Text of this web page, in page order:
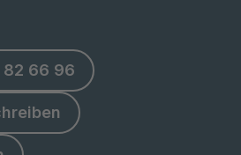
82 66 96